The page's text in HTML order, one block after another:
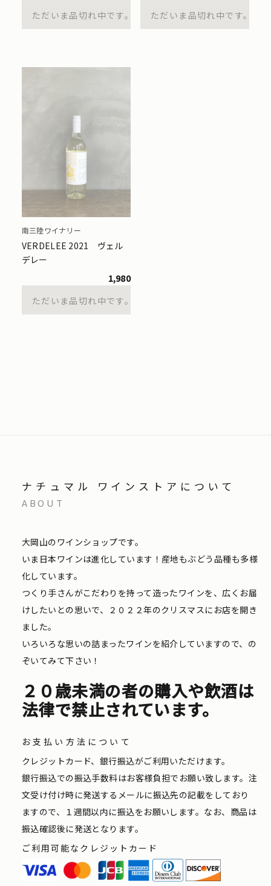
ただいま品切れ中です。
ただいま品切れ中です。
南三陸ワイナリー
VERDELEE 2021 ヴェル
デレー
1,980
ただいま品切れ中です。
ナチュマル ワインストアについて
ABOUT
大岡山のワインショップです。
いま日本ワインは進化しています！産地もぶどう品種も多様
化しています。
つくり手さんがこだわりを持って造ったワインを、広くお届
けしたいとの思いで、２０２２年のクリスマスにお店を開き
ました。
いろいろな思いの詰まったワインを紹介していますので、の
ぞいてみて下さい！
２０歳未満の者の購入や飲酒は
法律で禁止されています。
お支払い方法について
クレジットカード、銀行振込がご利用いただけます。
銀行振込での振込手数料はお客様負担でお願い致します。注
文受け付け時に発送するメールに振込先の記載をしており
ますので、１週間以内に振込をお願いします。なお、商品は
振込確認後に発送となります。
ご利用可能なクレジットカード